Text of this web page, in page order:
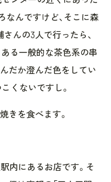
なんですけど、そこに森
んの3人で行ったら、
る一般的な茶色系の串
だか澄んだ色をしてい
くないですし。
きを食べます。
駅内にあるお店です。そ